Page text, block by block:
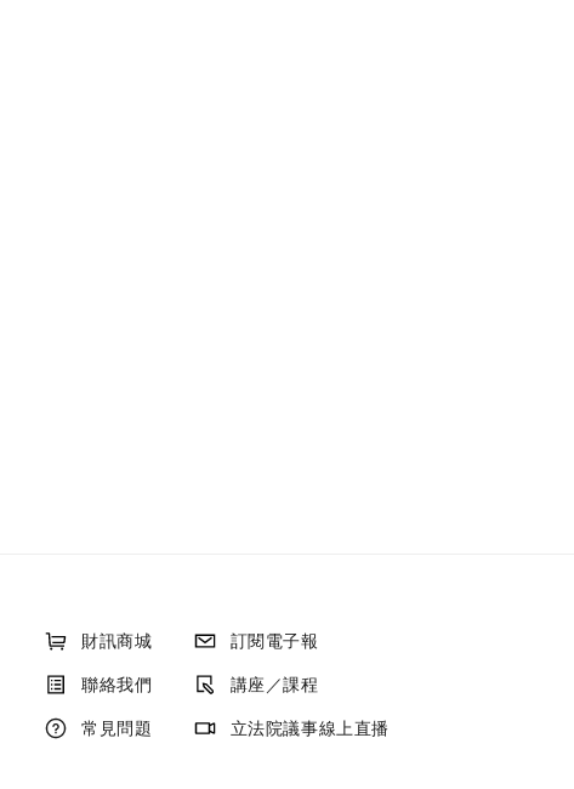
財訊商城
訂閱電子報
聯絡我們
講座／課程
常見問題
立法院議事線上直播